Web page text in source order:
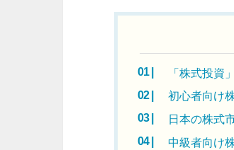
「株式投資
初心者向け
日本の株式
中級者向け